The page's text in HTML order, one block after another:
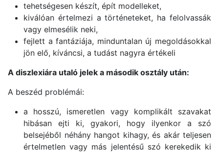
tehetségesen készít, épít modelleket,
kiválóan értelmezi a történeteket, ha felolvassák
vagy elmesélik neki,
fejlett a fantáziája, minduntalan új megoldásokkal
jön elő, kíváncsi, a tudást nagyra értékeli
A diszlexiára utaló jelek a második osztály után:
A beszéd problémái:
a hosszú, ismeretlen vagy komplikált szavakat
hibásan ejti ki, gyakori, hogy ilyenkor a szó
belsejéből néhány hangot kihagy, és akár teljesen
értelmetlen vagy más jelentésű szó kerekedik ki